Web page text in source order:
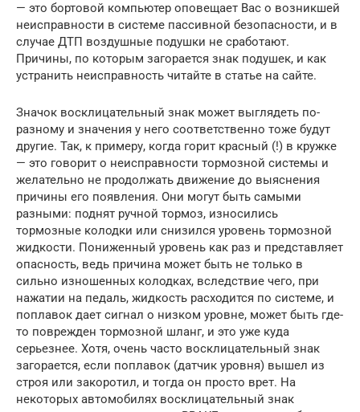
— это бортовой компьютер оповещает Вас о возникшей
неисправности в системе пассивной безопасности, и в
случае ДТП воздушные подушки не сработают.
Причины, по которым загорается знак подушек, и как
устранить неисправность читайте в статье на сайте.
Значок восклицательный знак может выглядеть по-
разному и значения у него соответственно тоже будут
другие. Так, к примеру, когда горит красный (!) в кружке
— это говорит о неисправности тормозной системы и
желательно не продолжать движение до выяснения
причины его появления. Они могут быть самыми
разными: поднят ручной тормоз, износились
тормозные колодки или снизился уровень тормозной
жидкости. Пониженный уровень как раз и представляет
опасность, ведь причина может быть не только в
сильно изношенных колодках, вследствие чего, при
нажатии на педаль, жидкость расходится по системе, и
поплавок дает сигнал о низком уровне, может быть где-
то поврежден тормозной шланг, и это уже куда
серьезнее. Хотя, очень часто восклицательный знак
загорается, если поплавок (датчик уровня) вышел из
строя или закоротил, и тогда он просто врет. На
некоторых автомобилях восклицательный знак